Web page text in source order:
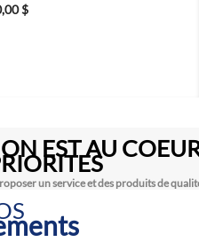
$
EST AU
un service et des produits de